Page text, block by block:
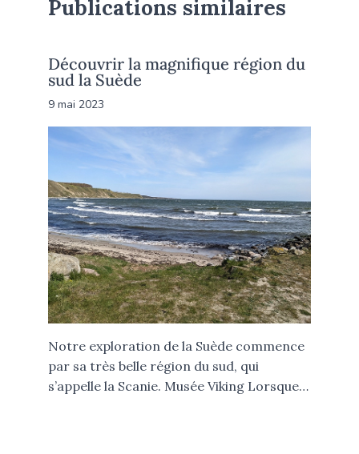
Publications similaires
Découvrir la magnifique région du
sud la Suède
9 mai 2023
Notre exploration de la Suède commence
par sa très belle région du sud, qui
s’appelle la Scanie. Musée Viking Lorsque…